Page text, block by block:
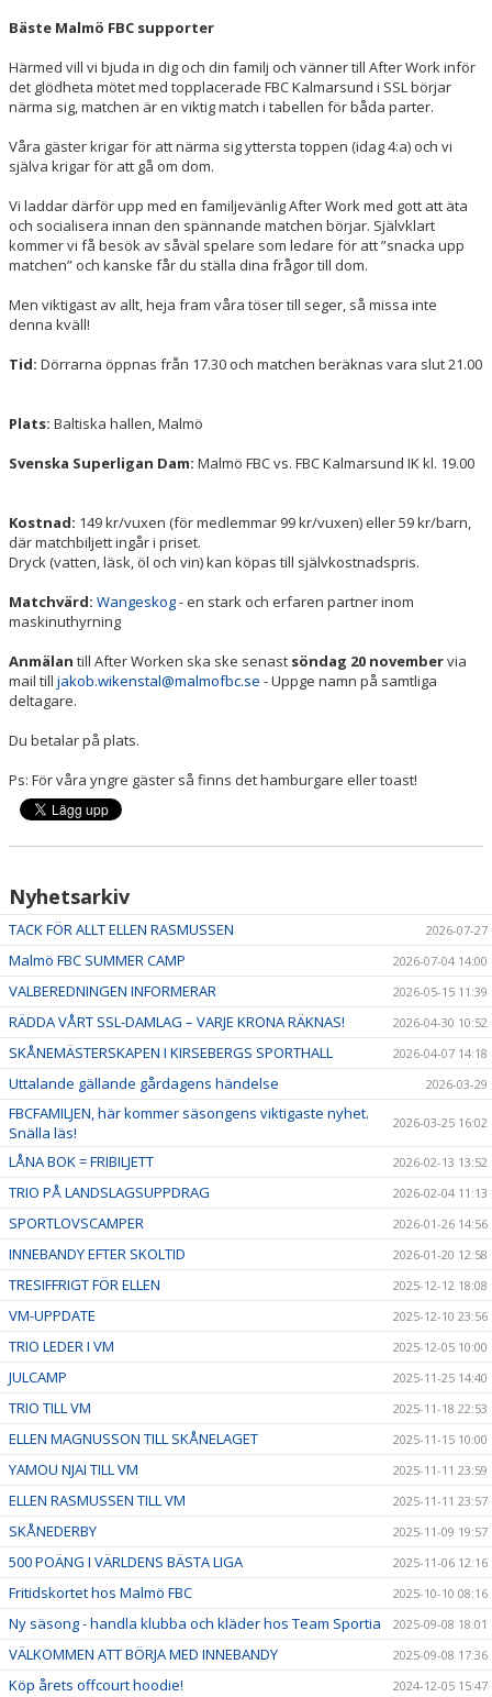
Bäste Malmö FBC supporter
Härmed vill vi bjuda in dig och din familj och vänner till After Work inför
det glödheta mötet med topplacerade FBC Kalmarsund i SSL börjar
närma sig, matchen är en viktig match i tabellen för båda parter.
Våra gäster krigar för att närma sig yttersta toppen (idag 4:a) och vi
själva krigar för att gå om dom.
Vi laddar därför upp med en familjevänlig After Work med gott att äta
och socialisera innan den spännande matchen börjar. Självklart
kommer vi få besök av såväl spelare som ledare för att ”snacka upp
matchen” och kanske får du ställa dina frågor till dom.
Men viktigast av allt, heja fram våra töser till seger, så missa inte
denna kväll!
Tid: Dörrarna öppnas från 17.30 och matchen beräknas vara slut 21.00
Plats: Baltiska hallen, Malmö
Svenska Superligan Dam: Malmö FBC vs. FBC Kalmarsund IK kl. 19.00
Kostnad: 149 kr/vuxen (för medlemmar 99 kr/vuxen) eller 59 kr/barn,
där matchbiljett ingår i priset.
Dryck (vatten, läsk, öl och vin) kan köpas till självkostnadspris.
Matchvärd: Wangeskog- en stark och erfaren partner inom
maskinuthyrning
Anmälan till After Worken ska ske senast söndag 20 novembervia
mail till jakob.wikenstal@malmofbc.se - Uppge namn på samtliga
deltagare.
Du betalar på plats.
Ps: För våra yngre gäster så finns det hamburgare eller toast!
Nyhetsarkiv
TACK FÖR ALLT ELLEN RASMUSSEN 2026-07-27
Malmö FBC SUMMER CAMP 2026-07-04 14:00
VALBEREDNINGEN INFORMERAR 2026-05-15 11:39
RÄDDA VÅRT SSL-DAMLAG – VARJE KRONA RÄKNAS! 2026-04-30 10:52
SKÅNEMÄSTERSKAPEN I KIRSEBERGS SPORTHALL 2026-04-07 14:18
Uttalande gällande gårdagens händelse 2026-03-29
FBCFAMILJEN, här kommer säsongens viktigaste nyhet.
Snälla läs!
2026-03-25 16:02
LÅNA BOK = FRIBILJETT 2026-02-13 13:52
TRIO PÅ LANDSLAGSUPPDRAG 2026-02-04 11:13
SPORTLOVSCAMPER 2026-01-26 14:56
INNEBANDY EFTER SKOLTID 2026-01-20 12:58
TRESIFFRIGT FÖR ELLEN 2025-12-12 18:08
VM-UPPDATE 2025-12-10 23:56
TRIO LEDER I VM 2025-12-05 10:00
JULCAMP 2025-11-25 14:40
TRIO TILL VM 2025-11-18 22:53
ELLEN MAGNUSSON TILL SKÅNELAGET 2025-11-15 10:00
YAMOU NJAI TILL VM 2025-11-11 23:59
ELLEN RASMUSSEN TILL VM 2025-11-11 23:57
SKÅNEDERBY 2025-11-09 19:57
500 POÄNG I VÄRLDENS BÄSTA LIGA 2025-11-06 12:16
Fritidskortet hos Malmö FBC 2025-10-10 08:16
Ny säsong - handla klubba och kläder hos Team Sportia 2025-09-08 18:01
VÄLKOMMEN ATT BÖRJA MED INNEBANDY 2025-09-08 17:36
Köp årets offcourt hoodie! 2024-12-05 15:47